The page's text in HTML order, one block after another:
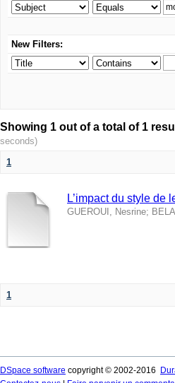
New Filters:
seconds)
1
L’impact du style de
GUEROUI, Nesrine;
1
DSpace software copyright © 2002-2016